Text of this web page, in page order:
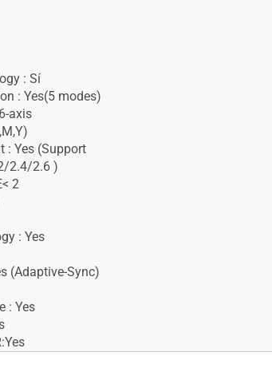
: Sí
: Yes(5 modes)
axis
: Yes (Support
2.4/2.6 )
2
: Yes
(Adaptive-Sync)
: Yes